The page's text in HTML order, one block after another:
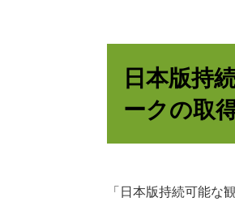
日本版持
ークの取
「日本版持続可能な